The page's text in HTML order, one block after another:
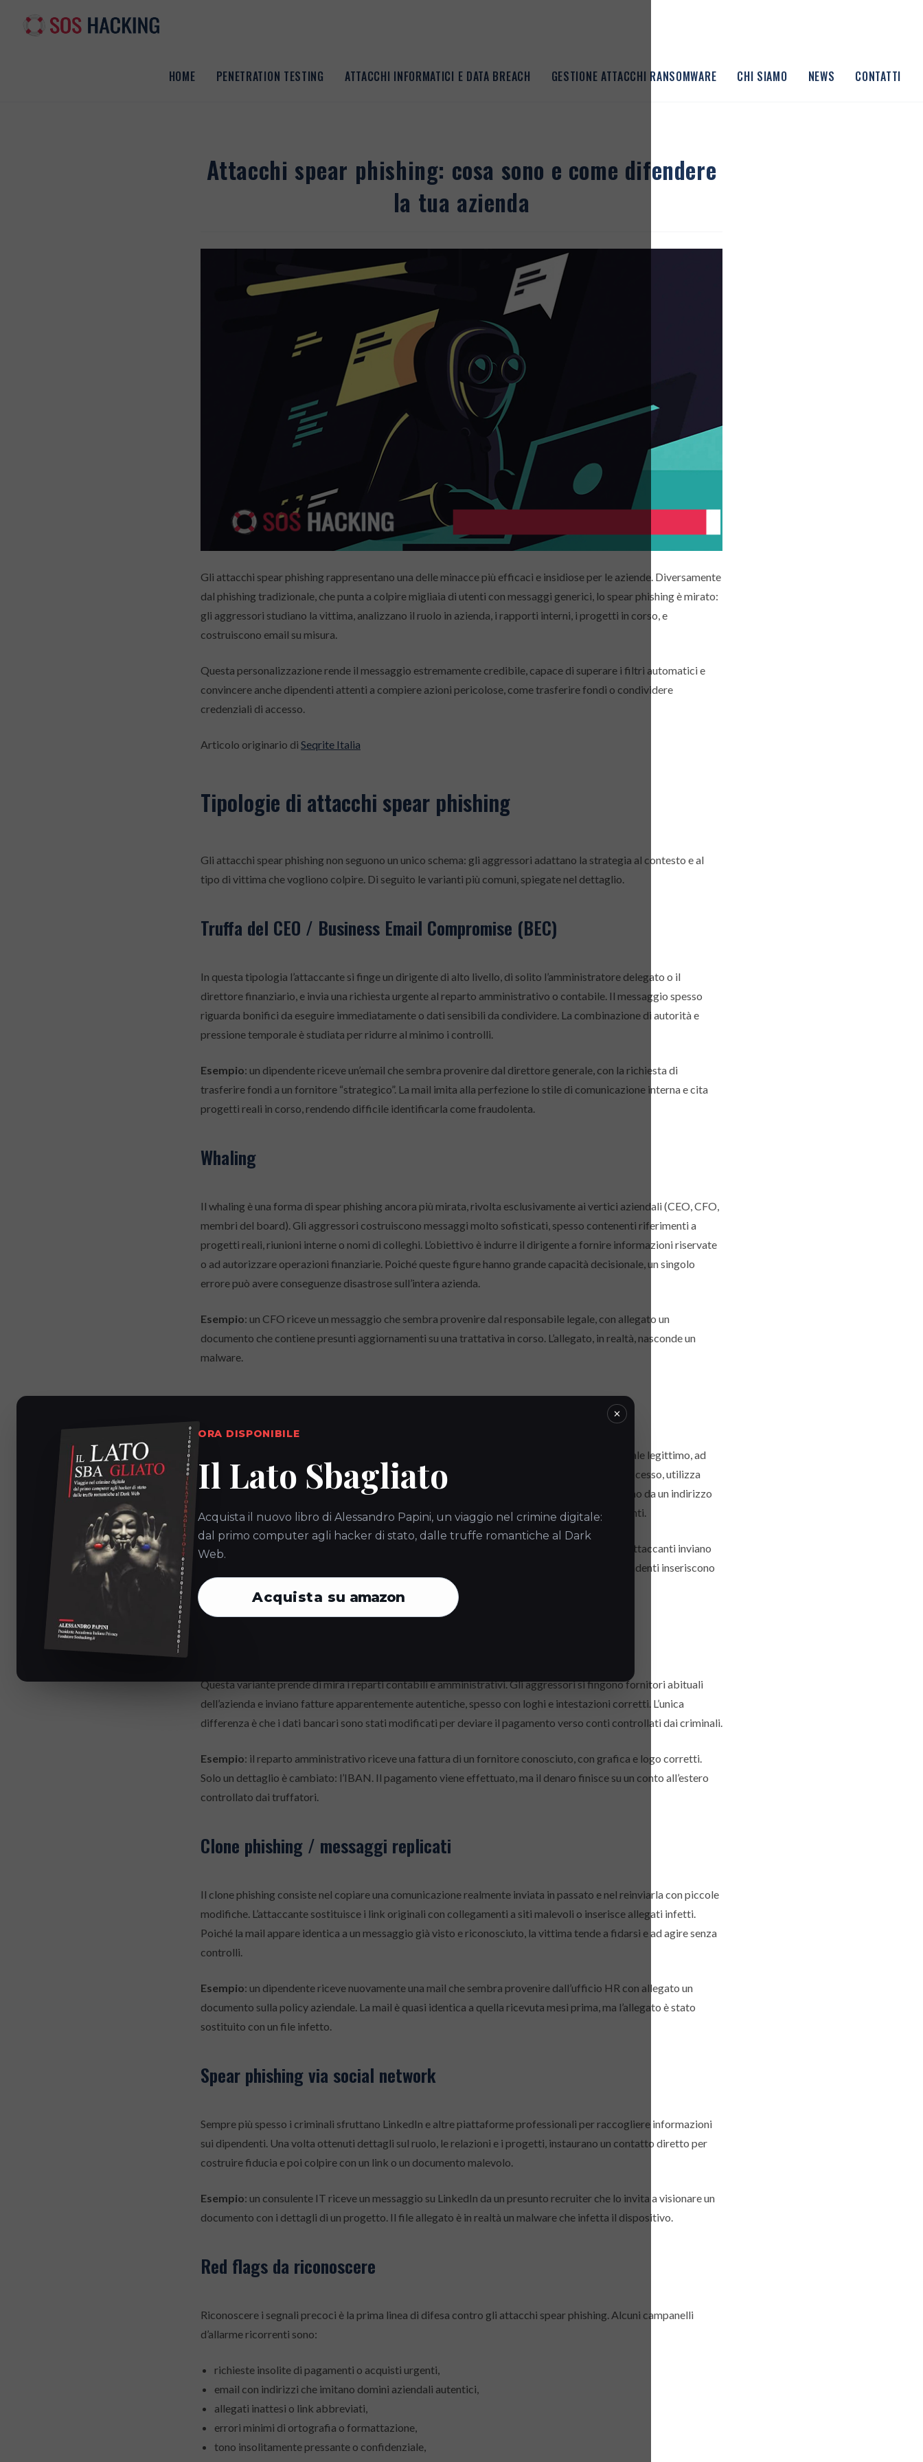
×
ORA DISPONIBILE
Il Lato Sbagliato
Acquista il nuovo libro di Alessandro Papini, un viaggio nel crimine digitale:
dal primo computer agli hacker di stato, dalle truffe romantiche al Dark
Web.
Acquista su amazon
HOME PENETRATION TESTING ATTACCHI INFORMATICI E DATA BREACH GESTIONE ATTACCHI RANSOMWARE CHI SIAMO NEWS CONTATTI
Attacchi spear phishing: cosa sono e come difendere
la tua azienda
Gli attacchi spear phishing rappresentano una delle minacce più efficaci e insidiose per le aziende. Diversamente
dal phishing tradizionale, che punta a colpire migliaia di utenti con messaggi generici, lo spear phishing è mirato:
gli aggressori studiano la vittima, analizzano il ruolo in azienda, i rapporti interni, i progetti in corso, e
costruiscono email su misura.
Questa personalizzazione rende il messaggio estremamente credibile, capace di superare i filtri automatici e
convincere anche dipendenti attenti a compiere azioni pericolose, come trasferire fondi o condividere
credenziali di accesso.
Articolo originario di Seqrite Italia
Tipologie di attacchi spear phishing
Gli attacchi spear phishing non seguono un unico schema: gli aggressori adattano la strategia al contesto e al
tipo di vittima che vogliono colpire. Di seguito le varianti più comuni, spiegate nel dettaglio.
Truffa del CEO / Business Email Compromise (BEC)
In questa tipologia l’attaccante si finge un dirigente di alto livello, di solito l’amministratore delegato o il
direttore finanziario, e invia una richiesta urgente al reparto amministrativo o contabile. Il messaggio spesso
riguarda bonifici da eseguire immediatamente o dati sensibili da condividere. La combinazione di autorità e
pressione temporale è studiata per ridurre al minimo i controlli.
Esempio: un dipendente riceve un’email che sembra provenire dal direttore generale, con la richiesta di
trasferire fondi a un fornitore “strategico”. La mail imita alla perfezione lo stile di comunicazione interna e cita
progetti reali in corso, rendendo difficile identificarla come fraudolenta.
Whaling
Il whaling è una forma di spear phishing ancora più mirata, rivolta esclusivamente ai vertici aziendali (CEO, CFO,
membri del board). Gli aggressori costruiscono messaggi molto sofisticati, spesso contenenti riferimenti a
progetti reali, riunioni interne o nomi di colleghi. L’obiettivo è indurre il dirigente a fornire informazioni riservate
o ad autorizzare operazioni finanziarie. Poiché queste figure hanno grande capacità decisionale, un singolo
errore può avere conseguenze disastrose sull’intera azienda.
Esempio: un CFO riceve un messaggio che sembra provenire dal responsabile legale, con allegato un
documento che contiene presunti aggiornamenti su una trattativa in corso. L’allegato, in realtà, nasconde un
malware.
In questo caso l’attaccante non imita un dirigente, ma prende il controllo di un account aziendale legittimo, ad
esempio di un dipendente dell’amministrazione o di un responsabile IT. Una volta ottenuto l’accesso, utilizza
quell’account per inviare email ad altri colleghi o partner esterni. Poiché i messaggi provengono da un indirizzo
reale e conosciuto, risultano particolarmente credibili e difficili da individuare come fraudolenti.
Esempio
: un responsabile IT subisce il furto delle proprie credenziali. Con quell’account, gli attaccanti inviano
un messaggio a tutta l’azienda con un link per “aggiornare la password di rete”. Decine di dipendenti inseriscono
le proprie credenziali, consegnandole direttamente ai criminali.
Questa variante prende di mira i reparti contabili e amministrativi. Gli aggressori si fingono fornitori abituali
dell’azienda e inviano fatture apparentemente autentiche, spesso con loghi e intestazioni corretti. L’unica
differenza è che i dati bancari sono stati modificati per deviare il pagamento verso conti controllati dai criminali.
Esempio: il reparto amministrativo riceve una fattura di un fornitore conosciuto, con grafica e logo corretti.
Solo un dettaglio è cambiato: l’IBAN. Il pagamento viene effettuato, ma il denaro finisce su un conto all’estero
controllato dai truffatori.
Clone phishing / messaggi replicati
Il clone phishing consiste nel copiare una comunicazione realmente inviata in passato e nel reinviarla con piccole
modifiche. L’attaccante sostituisce i link originali con collegamenti a siti malevoli o inserisce allegati infetti.
Poiché la mail appare identica a un messaggio già visto e riconosciuto, la vittima tende a fidarsi e ad agire senza
controlli.
Esempio: un dipendente riceve nuovamente una mail che sembra provenire dall’ufficio HR con allegato un
documento sulla policy aziendale. La mail è quasi identica a quella ricevuta mesi prima, ma l’allegato è stato
sostituito con un file infetto.
Spear phishing via social network
Sempre più spesso i criminali sfruttano LinkedIn e altre piattaforme professionali per raccogliere informazioni
sui dipendenti. Una volta ottenuti dettagli sul ruolo, le relazioni e i progetti, instaurano un contatto diretto per
costruire fiducia e poi colpire con un link o un documento malevolo.
Esempio: un consulente IT riceve un messaggio su LinkedIn da un presunto recruiter che lo invita a visionare un
documento con i dettagli di un progetto. Il file allegato è in realtà un malware che infetta il dispositivo.
Red flags da riconoscere
Riconoscere i segnali precoci è la prima linea di difesa contro gli attacchi spear phishing. Alcuni campanelli
d’allarme ricorrenti sono:
richieste insolite di pagamenti o acquisti urgenti,
email con indirizzi che imitano domini aziendali autentici,
allegati inattesi o link abbreviati,
errori minimi di ortografia o formattazione,
tono insolitamente pressante o confidenziale,